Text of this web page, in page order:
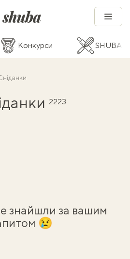
Конкурси SHUBA
2223
знайшли за вашим
😢